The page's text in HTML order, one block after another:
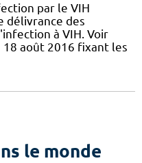
par le VIH
délivrance des
à VIH. Voir
août 2016 fixant les
le monde